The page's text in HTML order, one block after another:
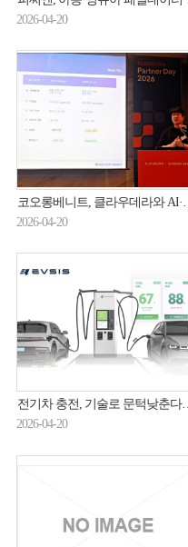
2026-04-20
코오롱베니트, 클라우데라와 AI·데이터 생태계 확장한다
2026-04-20
전기차 충전, 기술로 문턱낮춘다… 롯데이노베이트 EVSIS, ‘사용자 맞춤’ 가속
2026-04-20